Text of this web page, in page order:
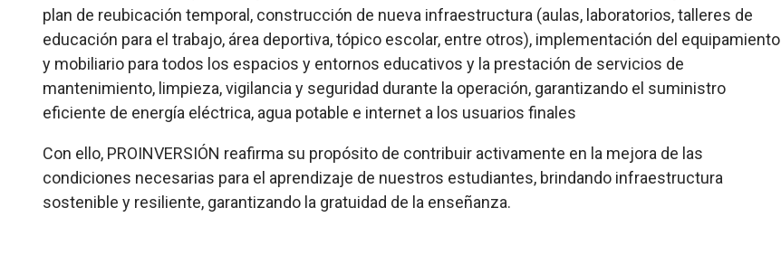
plan de reubicación temporal, construcción de nueva infraestructura (aulas, laboratorios, talleres de
educación para el trabajo, área deportiva, tópico escolar, entre otros), implementación del equipamiento
y mobiliario para todos los espacios y entornos educativos y la prestación de servicios de
mantenimiento, limpieza, vigilancia y seguridad durante la operación, garantizando el suministro
eficiente de energía eléctrica, agua potable e internet a los usuarios finales
Con ello, PROINVERSIÓN reafirma su propósito de contribuir activamente en la mejora de las
condiciones necesarias para el aprendizaje de nuestros estudiantes, brindando infraestructura
sostenible y resiliente, garantizando la gratuidad de la enseñanza.